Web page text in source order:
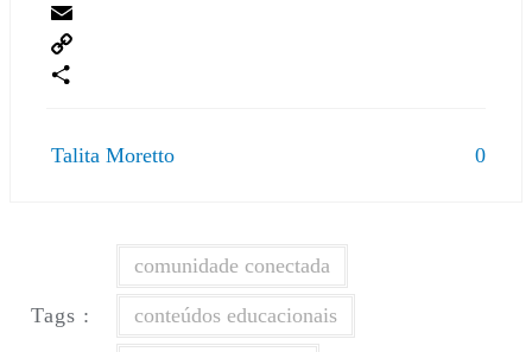
c
e
b
k
w
i
L
i
n
d
E
m
C
ym
i
Talita Moretto 0
Tags :
comunidade conectada
conteúdos educacionais